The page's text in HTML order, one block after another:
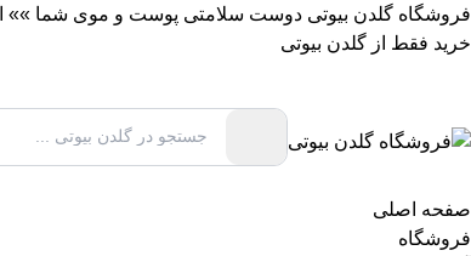
فروشگاه گلدن بیوتی دوست سلامتی پوست و موی شما »»
خرید فقط از گلدن بیوتی
صفحه اصلی
فروشگاه